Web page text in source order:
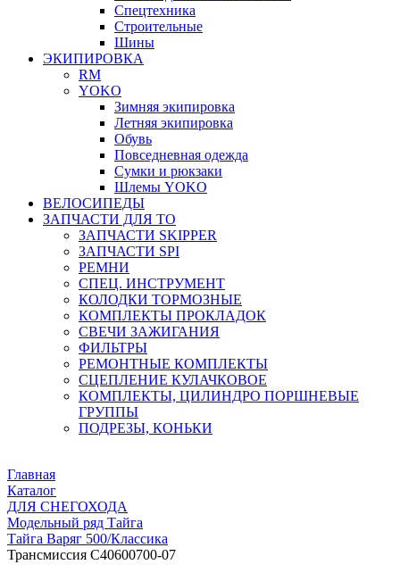
Спецтехника
Строительные
Шины
ЭКИПИРОВКА
RM
YOKO
Зимняя экипировка
Летняя экипировка
Обувь
Повседневная одежда
Сумки и рюкзаки
Шлемы YOKO
ВЕЛОСИПЕДЫ
ЗАПЧАСТИ ДЛЯ ТО
ЗАПЧАСТИ SKIPPER
ЗАПЧАСТИ SPI
РЕМНИ
СПЕЦ. ИНСТРУМЕНТ
КОЛОДКИ ТОРМОЗНЫЕ
КОМПЛЕКТЫ ПРОКЛАДОК
СВЕЧИ ЗАЖИГАНИЯ
ФИЛЬТРЫ
РЕМОНТНЫЕ КОМПЛЕКТЫ
СЦЕПЛЕНИЕ КУЛАЧКОВОЕ
КОМПЛЕКТЫ, ЦИЛИНДРО ПОРШНЕВЫЕ
ГРУППЫ
ПОДРЕЗЫ, КОНЬКИ
Главная
Каталог
ДЛЯ СНЕГОХОДА
Модельный ряд Тайга
Тайга Варяг 500/Классика
Трансмиссия С40600700-07